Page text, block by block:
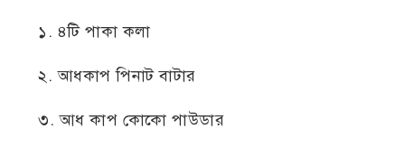
১. ৪টি পাকা কলা
২. আধকাপ পিনাট বাটার
৩. আধ কাপ কোকো পাউডার